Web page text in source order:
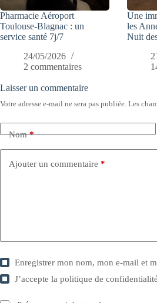
Pharmacie Aéroport
Toulouse-Blagnac : un
service santé 7j/7
24/05/2026
2 commentaires
Une
les
Nuit
Laisser un commentaire
Votre adresse e-mail ne sera pas publiée. Les
Nom*
Ajouter un commentaire *
Enregistrer mon nom, mon e-mail et
J’accepte lapolitique de confidentialité